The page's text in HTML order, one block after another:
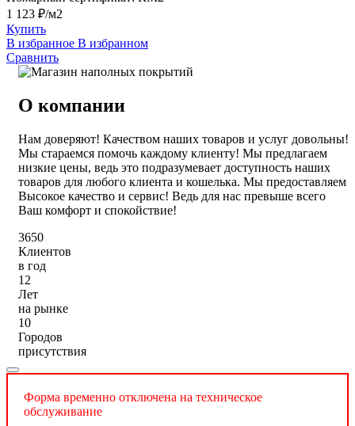
1 123 ₽/м2
Купить
В избранное В избранном
Сравнить
О компании
Нам доверяют! Качеством наших товаров и услуг довольны!
Мы стараемся помочь каждому клиенту! Мы предлагаем
низкие цены, ведь это подразумевает доступность наших
товаров для любого клиента и кошелька. Мы предоставляем
Высокое качество и сервис! Ведь для нас превыше всего
Ваш комфорт и спокойствие!
3650
Клиентов
в год
12
Лет
на рынке
10
Городов
присутствия
Форма временно отключена на техническое
обслуживание